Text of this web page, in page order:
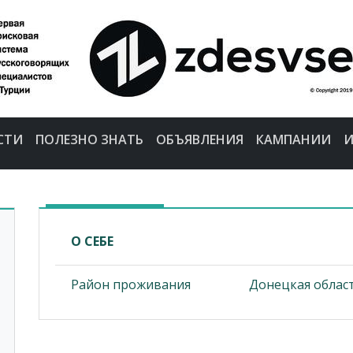
ПОЛЕЗНО ЗНАТЬ ОБЪЯВЛЕНИЯ КАМПАНИИ
О СЕБЕ
Район проживания Донецкая